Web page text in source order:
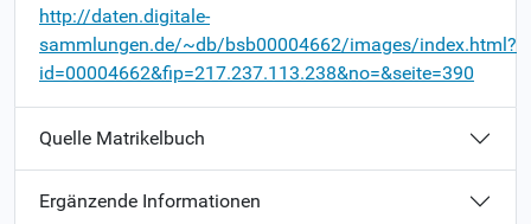
http://daten.digitale-
sammlungen.de/~db/bsb00004662/images/index.html?
id=00004662&fip=217.237.113.238&no=&seite=390
Quelle Matrikelbuch
Ergänzende Informationen